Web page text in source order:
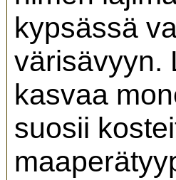
kypsässä
värisävyyn.
kasvaa
suosii